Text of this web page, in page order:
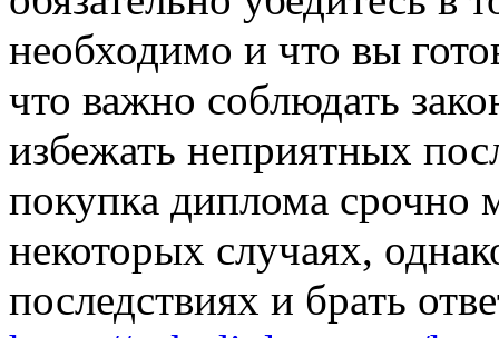
необходимо и что вы
что важно соблюдать
избежать неприятных
покупка диплома срочно
некоторых случаях,
последствиях и брать